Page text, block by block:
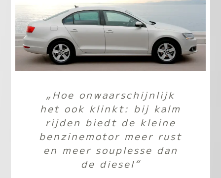
„Hoe onwaarschijnlijk
het ook klinkt: bij kalm
rijden biedt de kleine
benzinemotor meer rust
en meer souplesse dan
de diesel“